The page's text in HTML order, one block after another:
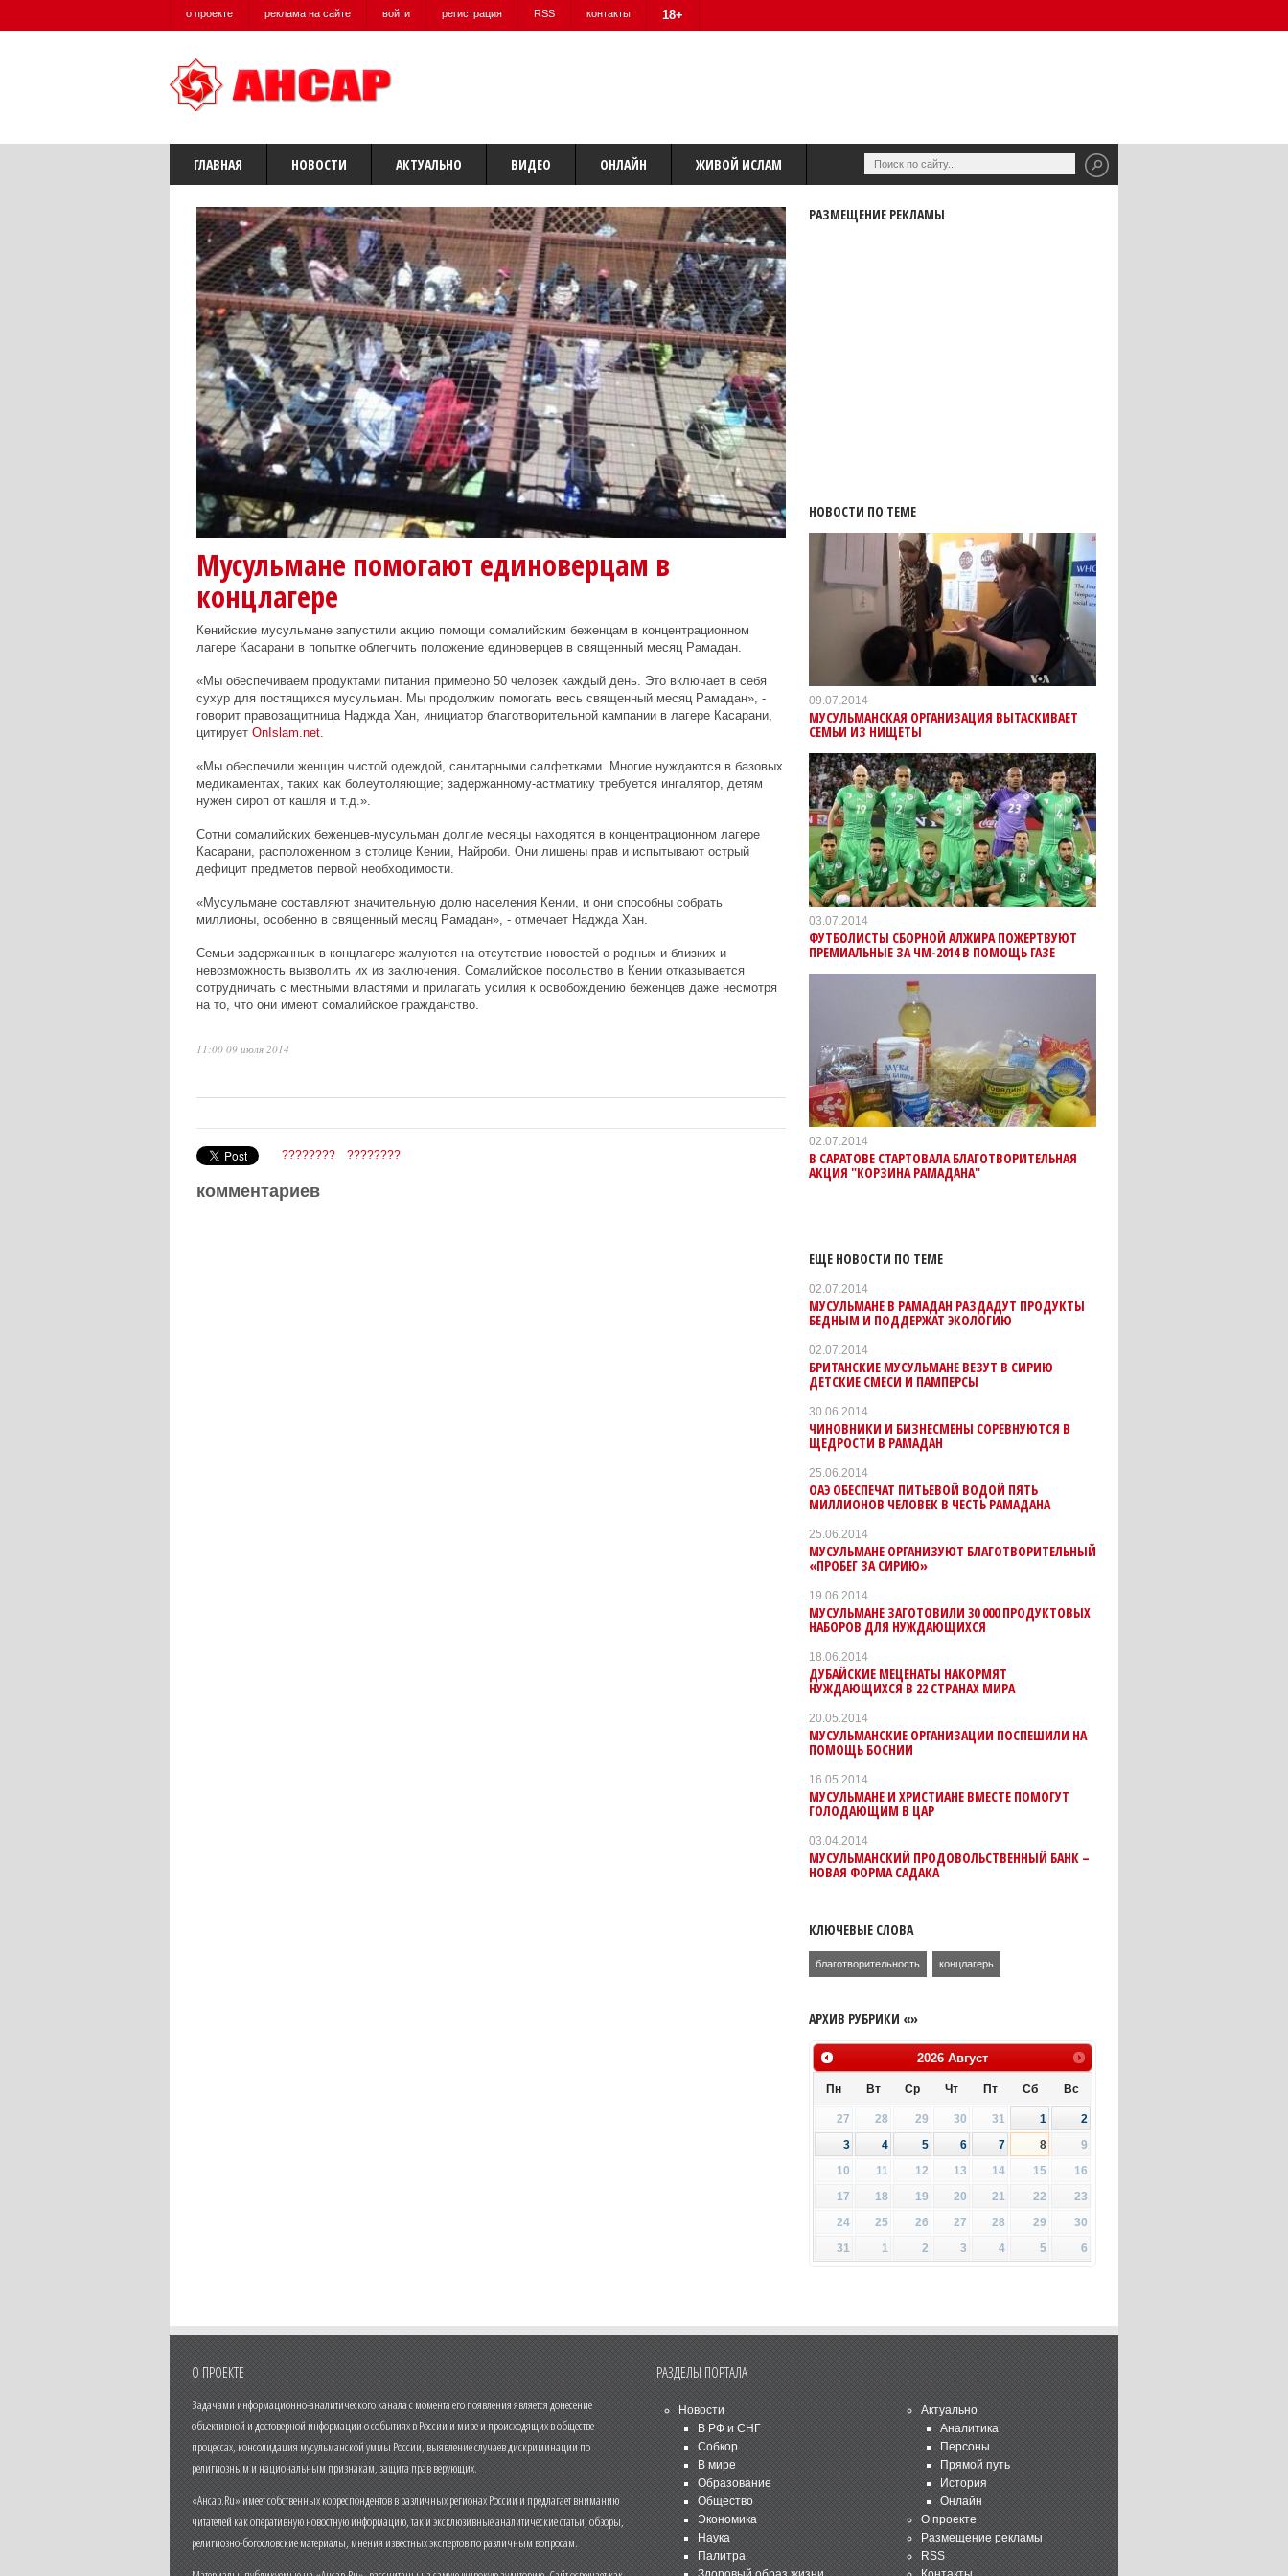
о проекте реклама на сайте войти регистрация RSS контакты 18+
ГЛАВНАЯ НОВОСТИ АКТУАЛЬНО ВИДЕО ОНЛАЙН ЖИВОЙ ИСЛАМ
Мусульмане помогают единоверцам в
концлагере
Кенийские мусульмане запустили акцию помощи сомалийским беженцам в концентрационном
лагере Касарани в попытке облегчить положение единоверцев в священный месяц Рамадан.
«Мы обеспечиваем продуктами питания примерно 50 человек каждый день. Это включает в себя
сухур для постящихся мусульман. Мы продолжим помогать весь священный месяц Рамадан», -
говорит правозащитница Наджда Хан, инициатор благотворительной кампании в лагере Касарани,
цитирует OnIslam.net.
«Мы обеспечили женщин чистой одеждой, санитарными салфетками. Многие нуждаются в базовых
медикаментах, таких как болеутоляющие; задержанному-астматику требуется ингалятор, детям
нужен сироп от кашля и т.д.».
Сотни сомалийских беженцев-мусульман долгие месяцы находятся в концентрационном лагере
Касарани, расположенном в столице Кении, Найроби. Они лишены прав и испытывают острый
дефицит предметов первой необходимости.
«Мусульмане составляют значительную долю населения Кении, и они способны собрать
миллионы, особенно в священный месяц Рамадан», - отмечает Наджда Хан.
Семьи задержанных в концлагере жалуются на отсутствие новостей о родных и близких и
невозможность вызволить их из заключения. Сомалийское посольство в Кении отказывается
сотрудничать с местными властями и прилагать усилия к освобождению беженцев даже несмотря
на то, что они имеют сомалийское гражданство.
11:00 09 июля 2014
???????? ????????
комментариев
РАЗМЕЩЕНИЕ РЕКЛАМЫ
НОВОСТИ ПО ТЕМЕ
09.07.2014
МУСУЛЬМАНСКАЯ ОРГАНИЗАЦИЯ ВЫТАСКИВАЕТ
СЕМЬИ ИЗ НИЩЕТЫ
03.07.2014
ФУТБОЛИСТЫ СБОРНОЙ АЛЖИРА ПОЖЕРТВУЮТ
ПРЕМИАЛЬНЫЕ ЗА ЧМ-2014 В ПОМОЩЬ ГАЗЕ
02.07.2014
В САРАТОВЕ СТАРТОВАЛА БЛАГОТВОРИТЕЛЬНАЯ
АКЦИЯ "КОРЗИНА РАМАДАНА"
ЕЩЕ НОВОСТИ ПО ТЕМЕ
02.07.2014
МУСУЛЬМАНЕ В РАМАДАН РАЗДАДУТ ПРОДУКТЫ
БЕДНЫМ И ПОДДЕРЖАТ ЭКОЛОГИЮ
02.07.2014
БРИТАНСКИЕ МУСУЛЬМАНЕ ВЕЗУТ В СИРИЮ
ДЕТСКИЕ СМЕСИ И ПАМПЕРСЫ
30.06.2014
ЧИНОВНИКИ И БИЗНЕСМЕНЫ СОРЕВНУЮТСЯ В
ЩЕДРОСТИ В РАМАДАН
25.06.2014
ОАЭ ОБЕСПЕЧАТ ПИТЬЕВОЙ ВОДОЙ ПЯТЬ
МИЛЛИОНОВ ЧЕЛОВЕК В ЧЕСТЬ РАМАДАНА
25.06.2014
МУСУЛЬМАНЕ ОРГАНИЗУЮТ БЛАГОТВОРИТЕЛЬНЫЙ
«ПРОБЕГ ЗА СИРИЮ»
19.06.2014
МУСУЛЬМАНЕ ЗАГОТОВИЛИ 30 000 ПРОДУКТОВЫХ
НАБОРОВ ДЛЯ НУЖДАЮЩИХСЯ
18.06.2014
ДУБАЙСКИЕ МЕЦЕНАТЫ НАКОРМЯТ
НУЖДАЮЩИХСЯ В 22 СТРАНАХ МИРА
20.05.2014
МУСУЛЬМАНСКИЕ ОРГАНИЗАЦИИ ПОСПЕШИЛИ НА
ПОМОЩЬ БОСНИИ
16.05.2014
МУСУЛЬМАНЕ И ХРИСТИАНЕ ВМЕСТЕ ПОМОГУТ
ГОЛОДАЮЩИМ В ЦАР
03.04.2014
МУСУЛЬМАНСКИЙ ПРОДОВОЛЬСТВЕННЫЙ БАНК –
НОВАЯ ФОРМА САДАКА
КЛЮЧЕВЫЕ СЛОВА
благотворительность концлагерь
АРХИВ РУБРИКИ «»
2026 Август
Пн Вт Ср Чт Пт Сб Вс
27 28 29 30 31 1
2
3
4 5 6 7 8
9
10
11 12 13 14 15
16
17
18 19 20 21 22
23
24
25 26 27 28 29
30
31
1 2 3 4 5 6
О ПРОЕКТЕ
Задачами информационно-аналитического канала с момента его появления является донесение
объективной и достоверной информации о событиях в России и мире и происходящих в обществе
процессах, консолидация мусульманской уммы России, выявление случаев дискриминации по
религиозным и национальным признакам, защита прав верующих.
«Ансар.Ru» имеет собственных корреспондентов в различных регионах России и предлагает вниманию
читателей как оперативную новостную информацию, так и эксклюзивные аналитические статьи, обзоры,
религиозно-богословские материалы, мнения известных экспертов по различным вопросам.
РАЗДЕЛЫ ПОРТАЛА
Новости
В РФ и СНГ
Собкор
В мире
Образование
Общество
Экономика
Наука
Палитра
Актуально
Аналитика
Персоны
Прямой путь
История
Онлайн
О проекте
Размещение рекламы
RSS